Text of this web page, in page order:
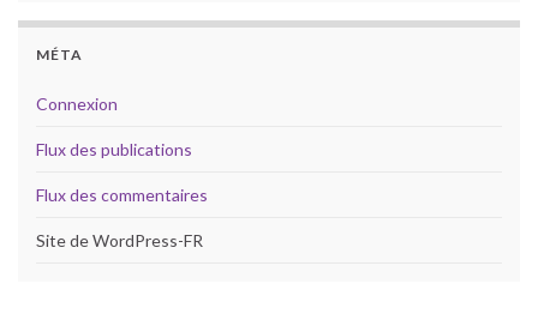
MÉTA
Connexion
Flux des publications
Flux des commentaires
Site de WordPress-FR